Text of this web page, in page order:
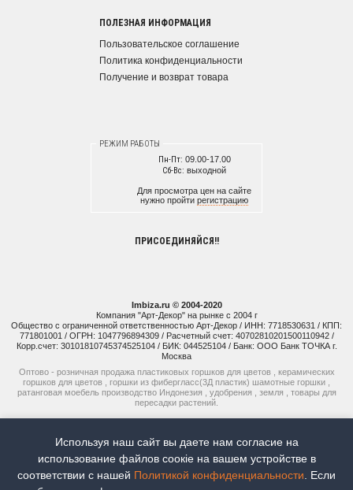
ПОЛЕЗНАЯ ИНФОРМАЦИЯ
Пользовательское соглашение
Политика конфиденциальности
Получение и возврат товара
РЕЖИМ РАБОТЫ
Пн-Пт: 09.00-17.00
Сб-Вс: выходной
Для просмотра цен на сайте
нужно пройти регистрацию
ПРИСОЕДИНЯЙСЯ!!
Imbiza.ru © 2004-2020
Компания "Арт-Декор" на рынке с 2004 г
Общество с ограниченной ответственностью Арт-Декор / ИНН: 7718530631 / КПП:
771801001 / ОГРН: 1047796894309 / Расчетный счет: 40702810201500110942 /
Корр.счет: 30101810745374525104 / БИК: 044525104 / Банк: ООО Банк ТОЧКА г.
Москва
Оптово - розничная продажа пластиковых горшков для цветов , керамических
горшков для цветов , горшки из фибергласс(3Д пластик) шамотные горшки ,
ратанговая моебель производство Индонезия , удобрения , земля , товары для
пересадки растений.
+7 (925) 514-77-74
+7 (926) 941-15-51
Наш рейтинг:5
Используя наш сайт вы даете нам согласие на
использование файлов соoкіе на вашем устройстве в
соответствии с нашей Политикой конфиденциальности . Если